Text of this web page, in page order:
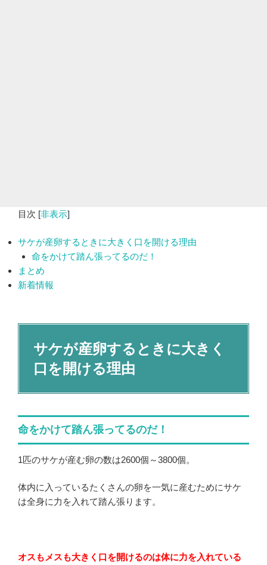
目次 [非表示]
サケが産卵するときに大きく口を開ける理由
命をかけて踏ん張ってるのだ！
まとめ
新着情報
サケが産卵するときに大きく
口を開ける理由
命をかけて踏ん張ってるのだ！
1匹のサケが産む卵の数は2600個～3800個。
体内に入っているたくさんの卵を一気に産むためにサケ
は全身に力を入れて踏ん張ります。
オスもメスも大きく口を開けるのは体に力を入れている